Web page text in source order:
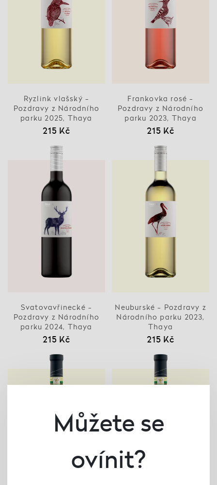
Ryzlink vlašský -
Pozdravy z Národního
parku 2025, Thaya
215 Kč
Frankovka rosé -
Pozdravy z Národního
parku 2023, Thaya
215 Kč
Svatovavřinecké -
Pozdravy z Národního
parku 2024, Thaya
215 Kč
Neuburské - Pozdravy z
Národního parku 2023,
Thaya
215 Kč
Můžete se
ovínit?